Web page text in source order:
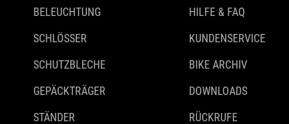
BELEUCHTUNG
SCHLÖSSER
SCHUTZBLECHE
GEPÄCKTRÄGER
STÄNDER
HILFE & FAQ
KUNDENSERVICE
BIKE ARCHIV
DOWNLOADS
RÜCKRUFE